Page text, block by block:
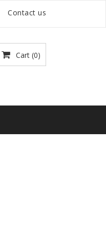
Contact us
Cart (0)